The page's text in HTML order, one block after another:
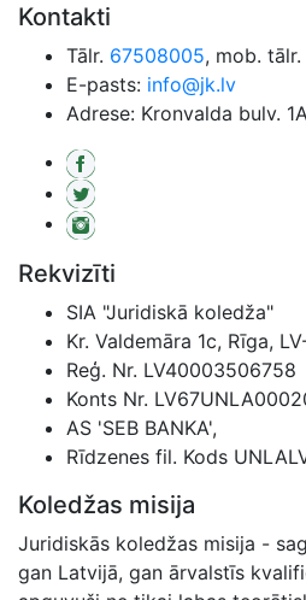
Kontakti
Tālr. 67508005, mob. tālr.
E-pasts: info@jk.lv
Adrese: Kronvalda bulv.
Rekvizīti
SIA "Juridiskā koledža"
Kr. Valdemāra 1c, Rīga,
Reģ. Nr. LV40003506758
Konts Nr.
AS 'SEB BANKA',
Rīdzenes fil. Kods
Koledžas misija
Juridiskās koledžas misija -
gan Latvijā, gan ārvalstīs